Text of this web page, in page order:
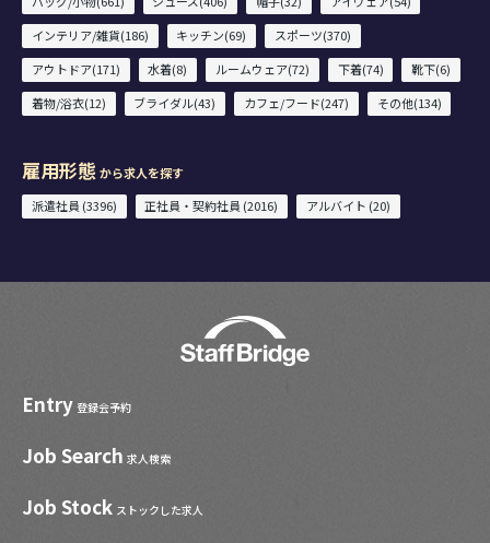
インテリア/雑貨(186)
キッチン(69)
スポーツ(370)
アウトドア(171)
水着(8) ルームウェア(72) 下着(74)
靴下(6)
着物/浴衣(12)
ブライダル(43) カフェ/フード(247) その他(134)
雇用形態 から求人を探す
派遣社員 (3396)
正社員・契約社員 (2016) アルバイト (20)
Entry 登録会予約
Job Search 求人検索
Job Stock ストックした求人